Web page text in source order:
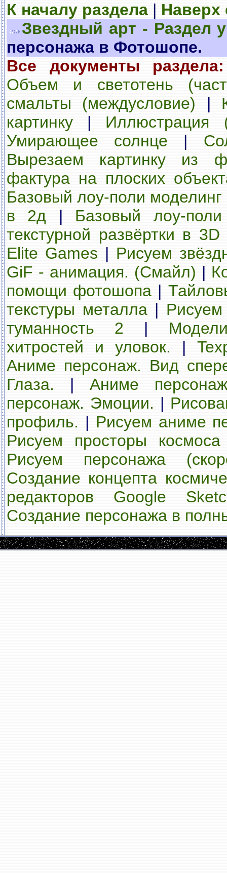
К началу раздела | Наверх
Звездный арт - Раздел
персонажа в Фотошопе.
Все документы раздела:
Объем и светотень
смальты (междусловие) |
картинку | Иллюстрация
Умирающее солнце |
Вырезаем картинку из
фактура на плоских
Базовый лоу-поли моделинг
в 2д | Базовый лоу-
текстурной развёртки в
Elite Games | Рисуем
GiF - анимация. (Смайл) |
помощи фотошопа |
текстуры металла|
туманность 2 |
хитростей и уловок. |
Аниме персонаж. Вид
Глаза. | Аниме
персонаж. Эмоции. |
профиль. | Рисуем аниме
Рисуем просторы космоса
Рисуем персонажа
Создание концепта
редакторов Google
Создание персонажа в